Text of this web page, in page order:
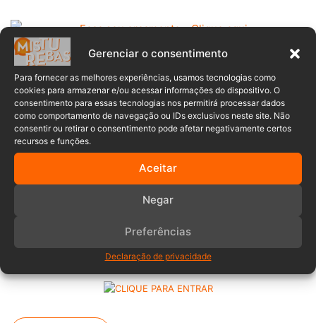
Gerenciar o consentimento
Para fornecer as melhores experiências, usamos tecnologias como
cookies para armazenar e/ou acessar informações do dispositivo. O
consentimento para essas tecnologias nos permitirá processar dados
como comportamento de navegação ou IDs exclusivos neste site. Não
consentir ou retirar o consentimento pode afetar negativamente certos
recursos e funções.
Aceitar
Negar
Preferências
Declaração de privacidade
A Kruguer Materiais de Construção espera que a
divulgação das imagens ajude na identificação do suspeito
e na recuperação da bicicleta furtada. A colaboração da
população é essencial para que casos como esse sejam
solucionados e que a sensação de segurança seja
restabelecida.
Etiquetas
Câmera de monitoramento
empresa
Fábio Ferrari 04/07/2023